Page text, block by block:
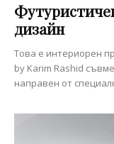
дизайн
Това е интериорен
by Karim Rashid
направен от